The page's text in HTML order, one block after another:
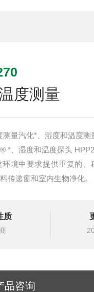
度测量
测量汽化*、湿度和温度
*、湿度和温度探头
境中要求提供重复的
传递窗和室内生物净化。
质
品咨询